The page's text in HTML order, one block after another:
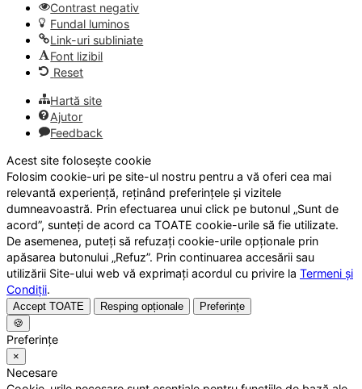
Contrast negativ
Fundal luminos
Link-uri subliniate
Font lizibil
Reset
Hartă site
Ajutor
Feedback
Acest site folosește cookie
Folosim cookie-uri pe site-ul nostru pentru a vă oferi cea mai
relevantă experiență, reținând preferințele și vizitele
dumneavoastră. Prin efectuarea unui click pe butonul „Sunt de
acord”, sunteți de acord ca TOATE cookie-urile să fie utilizate.
De asemenea, puteți să refuzați cookie-urile opționale prin
apăsarea butonului „Refuz”. Prin continuarea accesării sau
utilizării Site-ului web vă exprimați acordul cu privire la Termeni și
Condiții.
Accept TOATE Resping opționale
Preferințe
🍪
Preferințe
×
Necesare